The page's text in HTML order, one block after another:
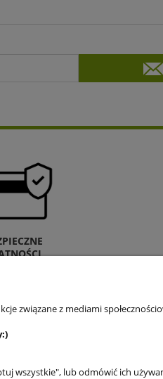
związane z mediami
wszystkie", lub odmówić ich